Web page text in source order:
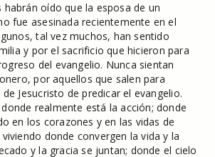
habrán oído que la esposa de un
fue asesinada recientemente en el
tal vez muchos, han sentido
y por el sacrificio que hicieron para
del evangelio. Nunca sientan
por aquellos que salen para
Jesucristo de predicar el evangelio.
realmente está la acción; donde
en los corazones y en las vidas de
donde convergen la vida y la
y la gracia se juntan; donde el cielo